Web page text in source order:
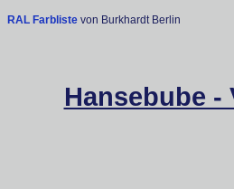
RAL Farbliste von Burkhardt Berlin
Hansebube